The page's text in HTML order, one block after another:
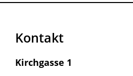
Kontakt
Kirchgasse 1